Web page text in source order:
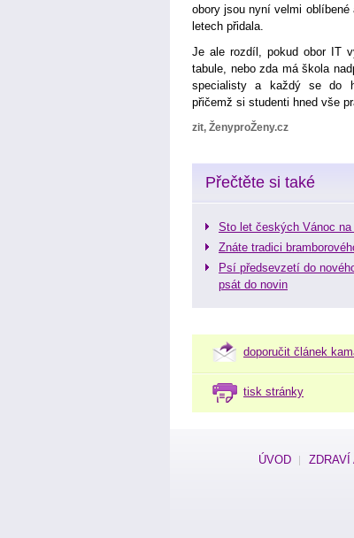
obory jsou nyní velmi
letech přidala.
Je ale rozdíl, pokud obor IT
tabule, nebo zda má škola
specialisty a každý se do
přičemž si studenti hned vše
zit, ŽenyproŽeny.cz
Přečtěte si také
Sto let českých Vánoc
Znáte tradici
Psí předsevzetí do
psát do novin
doporučit článek
tisk stránky
ÚVOD ZDRAVÍ